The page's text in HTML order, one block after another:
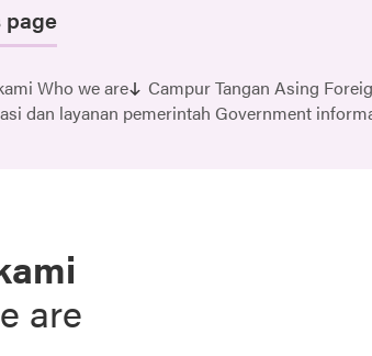
page
Who we are
Campur Tangan Asing
dan layanan pemerintah Government
are